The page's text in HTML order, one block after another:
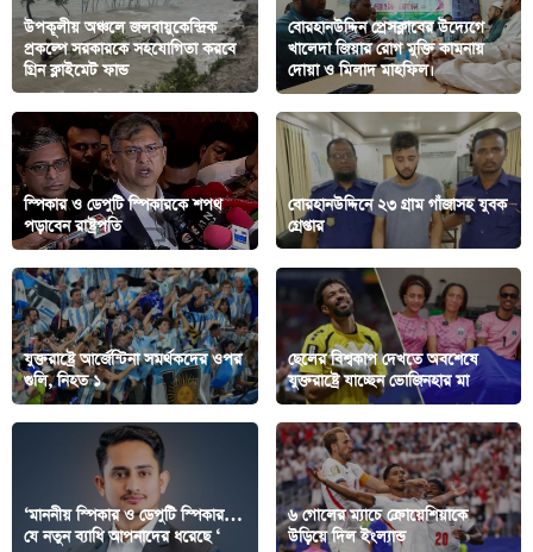
উপকূলীয় অঞ্চলে জলবায়ুকেন্দ্রিক
প্রকল্পে সরকারকে সহযোগিতা করবে
গ্রিন ক্লাইমেট ফান্ড
বোরহানউদ্দিন প্রেসক্লাবের উদ্যেগে
খালেদা জিয়ার রোগ মুক্তি কামনায়
দোয়া ও মিলাদ মাহফিল।
স্পিকার ও ডেপুটি স্পিকারকে শপথ
পড়াবেন রাষ্ট্রপতি
বোরহানউদ্দিনে ২৩ গ্রাম গাঁজাসহ যুবক
গ্রেপ্তার
যুক্তরাষ্ট্রে আর্জেন্টিনা সমর্থকদের ওপর
গুলি, নিহত ১
ছেলের বিশ্বকাপ দেখতে অবশেষে
যুক্তরাষ্ট্রে যাচ্ছেন ভোজিনহার মা
‘মাননীয় স্পিকার ও ডেপুটি স্পিকার…
যে নতুন ব্যাধি আপনাদের ধরেছে ‘
৬ গোলের ম্যাচে ক্রোয়েশিয়াকে
উড়িয়ে দিল ইংল্যান্ড